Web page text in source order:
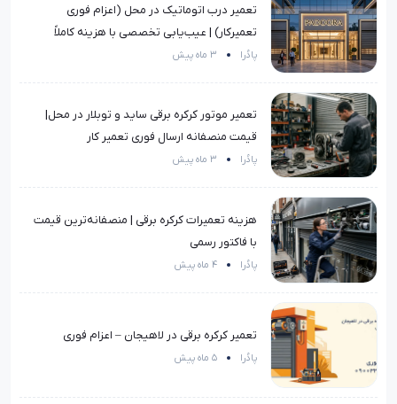
تعمیر درب اتوماتیک در محل (اعزام فوری
تعمیرکار) | عیب‌یابی تخصصی با هزینه کاملاً
منصفانه
پادُرا 3 ماه پیش
تعمیر موتور کرکره برقی ساید و توبلار در محل|
قیمت منصفانه ارسال فوری تعمیر کار
پادُرا 3 ماه پیش
هزینه تعمیرات کرکره برقی | منصفانه‌ترین قیمت
با فاکتور رسمی
پادُرا 4 ماه پیش
تعمیر کرکره برقی در لاهیجان – اعزام فوری
پادُرا 5 ماه پیش